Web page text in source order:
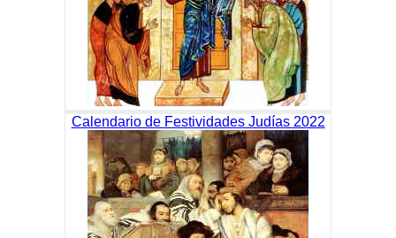
Calendario de Festividades Judías 2022